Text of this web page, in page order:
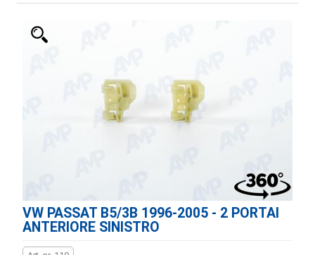
VW PASSAT B5/3B 1996-2005 - 2 PORTAI
ANTERIORE SINISTRO